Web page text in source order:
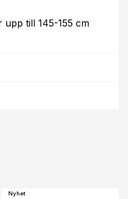
upp till 145-155 cm
Nyhet